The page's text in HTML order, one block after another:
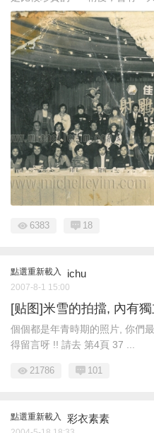
6383 18
點選重新載入 ichu
2007-8-1 15:00
[贴图]米雪的拍擋, 內有
個個都是年青時期的照片, 你們
得留言呀 !! 請去 第4頁 37 ...
21786 101
點選重新載入 彩衣素素